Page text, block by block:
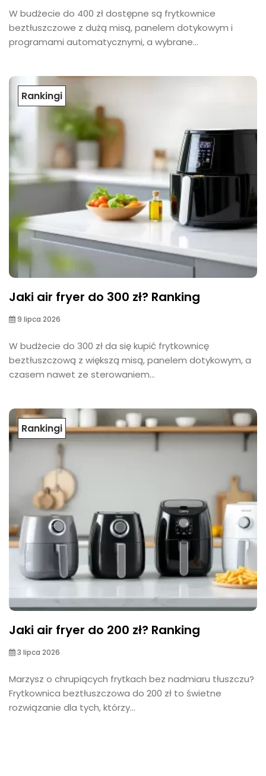
W budżecie do 400 zł dostępne są frytkownice
beztłuszczowe z dużą misą, panelem dotykowym i
programami automatycznymi, a wybrane...
Rankingi
Jaki air fryer do 300 zł? Ranking
9 lipca 2026
W budżecie do 300 zł da się kupić frytkownicę
beztłuszczową z większą misą, panelem dotykowym, a
czasem nawet ze sterowaniem...
Rankingi
Jaki air fryer do 200 zł? Ranking
3 lipca 2026
Marzysz o chrupiących frytkach bez nadmiaru tłuszczu?
Frytkownica beztłuszczowa do 200 zł to świetne
rozwiązanie dla tych, którzy...